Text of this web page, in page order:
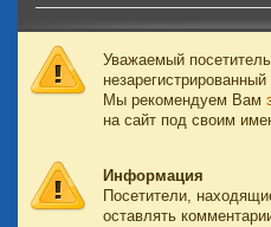
Уважаемый
Мы рекомендуем Вам
на сайт под своим
Информация
Посетители,
оставлять